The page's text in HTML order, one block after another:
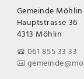
Gemeinde Möhlin
Hauptstrasse 36
4313 Möhlin
061 855 33 33